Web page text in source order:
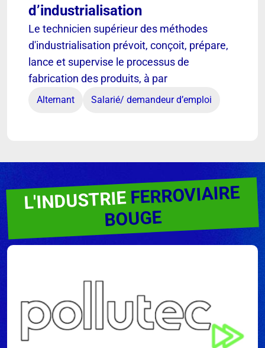
d’industrialisation
Le technicien supérieur des méthodes
d'industrialisation prévoit, conçoit, prépare,
lance et supervise le processus de
fabrication des produits, à par
Alternant Salarié/ demandeur d’emploi
L'INDUSTRIEFERROVIAIRE
BOUGE